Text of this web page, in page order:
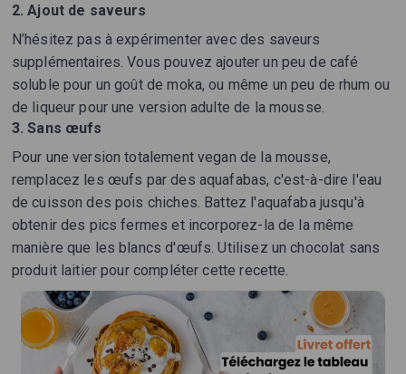
2. Ajout de saveurs
N’hésitez pas à expérimenter avec des saveurs
supplémentaires. Vous pouvez ajouter un peu de café
soluble pour un goût de moka, ou même un peu de rhum ou
de liqueur pour une version adulte de la mousse.
3. Sans œufs
Pour une version totalement vegan de la mousse,
remplacez les œufs par des aquafabas, c'est-à-dire l'eau
de cuisson des pois chiches. Battez l'aquafaba jusqu'à
obtenir des pics fermes et incorporez-la de la même
manière que les blancs d'œufs. Utilisez un chocolat sans
produit laitier pour compléter cette recette.